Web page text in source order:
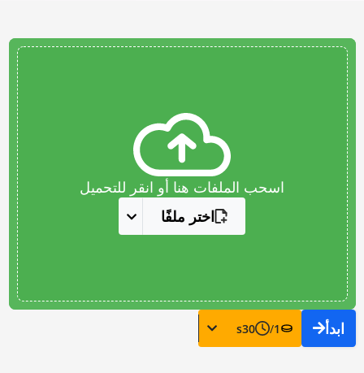
اسحب الملفات هنا أو انقر للتحميل
اختر ملفًا
ابدأ 1
/
30
s